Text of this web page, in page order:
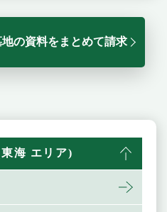
の資料をまとめて請求
海 エリア)